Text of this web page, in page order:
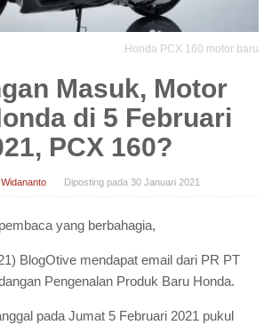
Honda PCX 160 motor baru
Masuk, Motor
di 5 Februari
PCX 160?
Diposting pada 30 Januari 2021
yang berbahagia,
BlogOtive mendapat email dari PR PT
Pengenalan Produk Baru Honda.
pada Jumat 5 Februari 2021 pukul